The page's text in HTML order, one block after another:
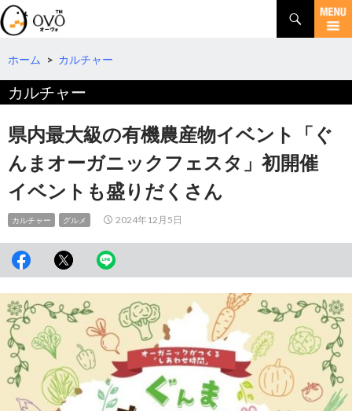
検
索
コ
テ
ツ
へ
移
動
ホーム > カルチャー
カルチャー
県内最大級の有機農産物イベント「ぐ
んまオーガニックフェスタ」初開催
イベントも盛りだくさん
カルチャー グルメ 2024年12月5日